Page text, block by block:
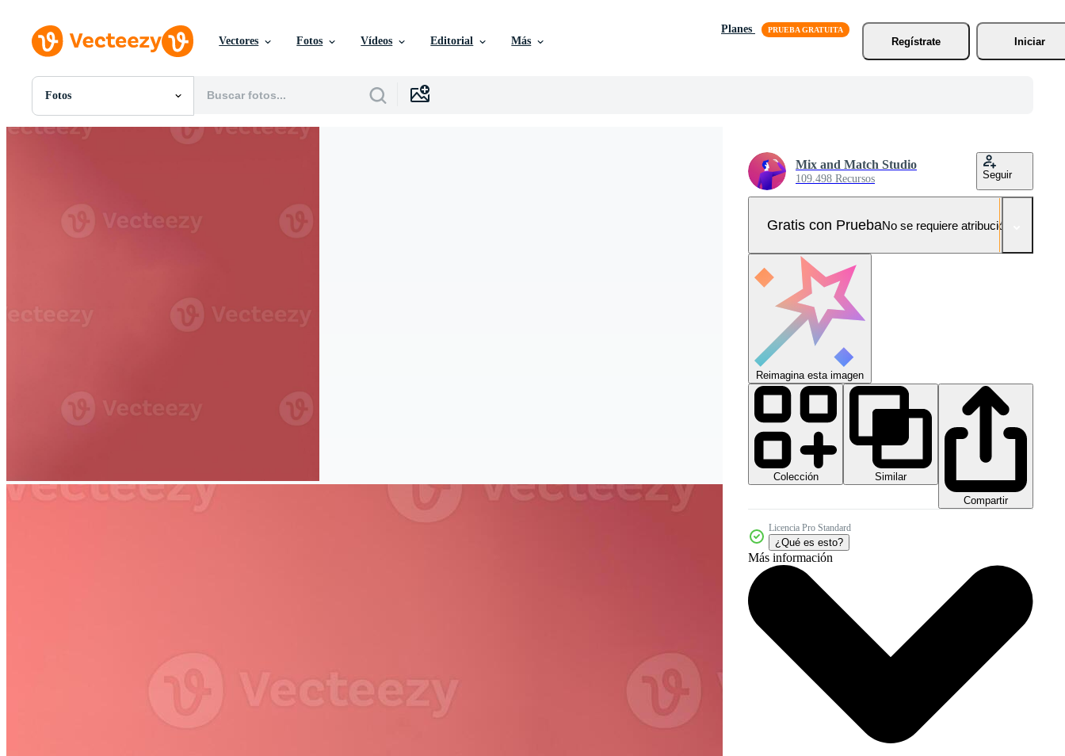
Vectores Fotos Vídeos Editorial Más
Planes
Regístrate
Iniciar
Fotos
Todas Imágenes
Vectores
Mix and Match Studio
109.498 Recursos Seguir
Gratis con PruebaNo se requiere atribución!
Reimagina esta imagen
Colección
Similar
Compartir
Licencia Pro Standard
¿Qué es esto?
Más información